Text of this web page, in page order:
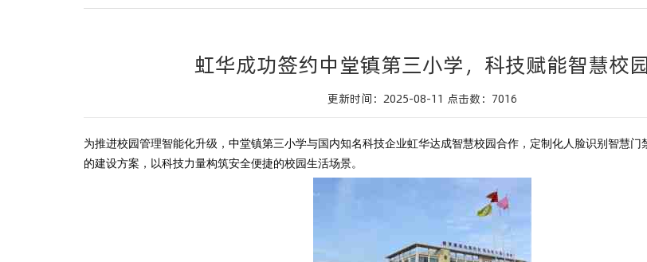
虹华成功签约中堂镇第三小学，科技赋能智慧校园
更新时间：2025-08-11 点击数： 7016
为推进校园管理智能化升级， 中堂镇第三小学与国内知名科技企业虹华达成智慧校园 合作， 定制化人脸识别智慧门
的建设方案， 以科技力量构筑安全便捷的校园 生活场景。